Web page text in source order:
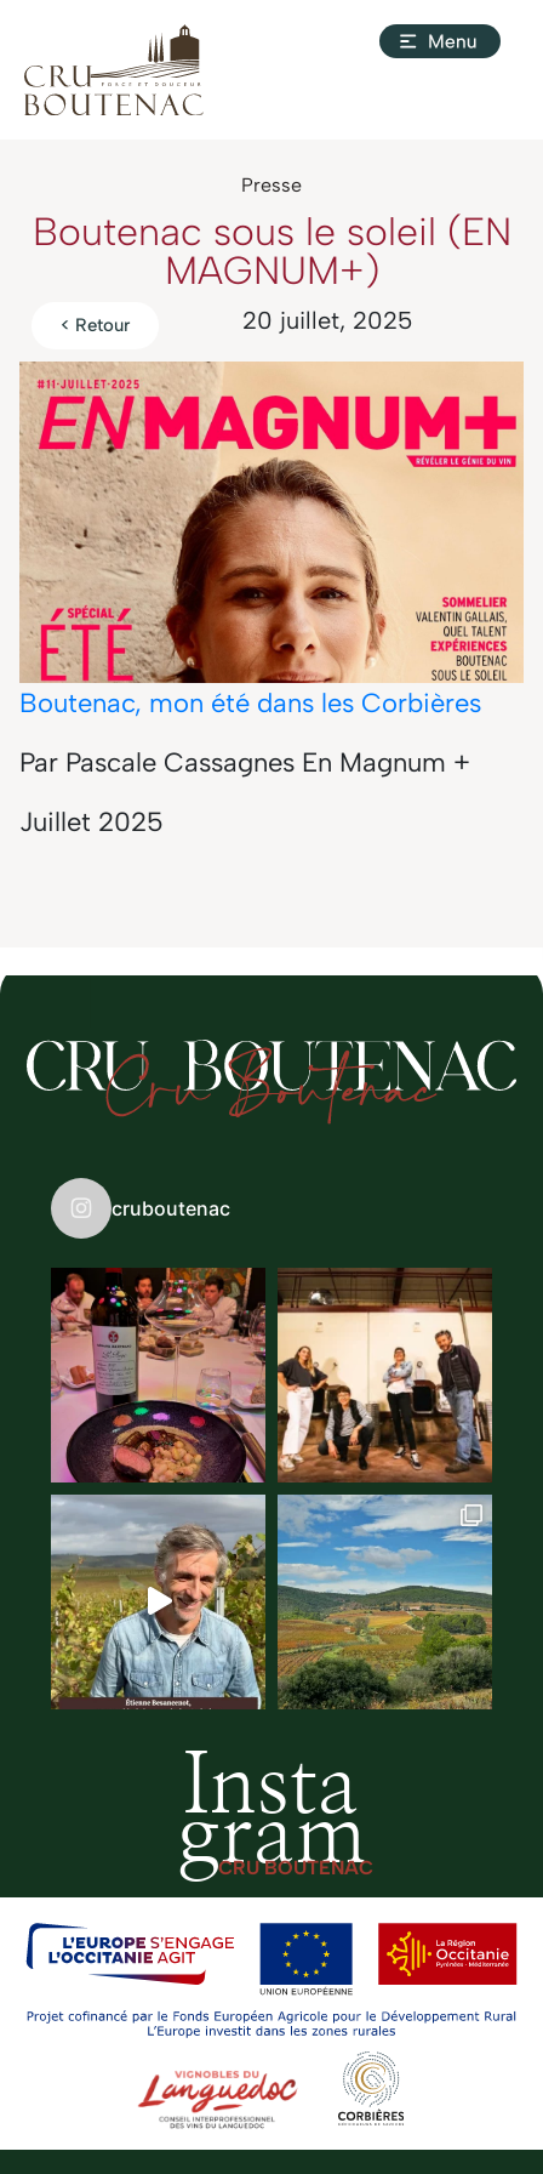
Presse
Boutenac sous le soleil (EN
MAGNUM+)
< Retour 20 juillet, 2025
Boutenac, mon été dans les Corbières
Par Pascale Cassagnes En Magnum +
Juillet 2025
cruboutenac
Insta
gram
CRU BOUTENAC